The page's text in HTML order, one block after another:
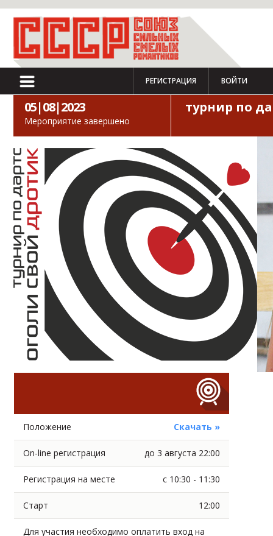
РЕГИСТРАЦИЯ ВОЙТИ
05|08|2023
Мероприятие завершено
турнир по
Положение Скачать »
On-line регистрация до 3 августа 22:00
Регистрация на месте с 10:30 - 11:30
Старт 12:00
Для участия необходимо оплатить вход на